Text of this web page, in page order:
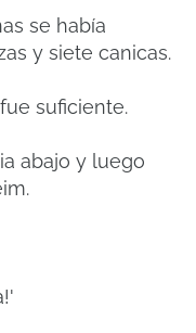
se había
y siete canicas.
suficiente.
abajo y luego